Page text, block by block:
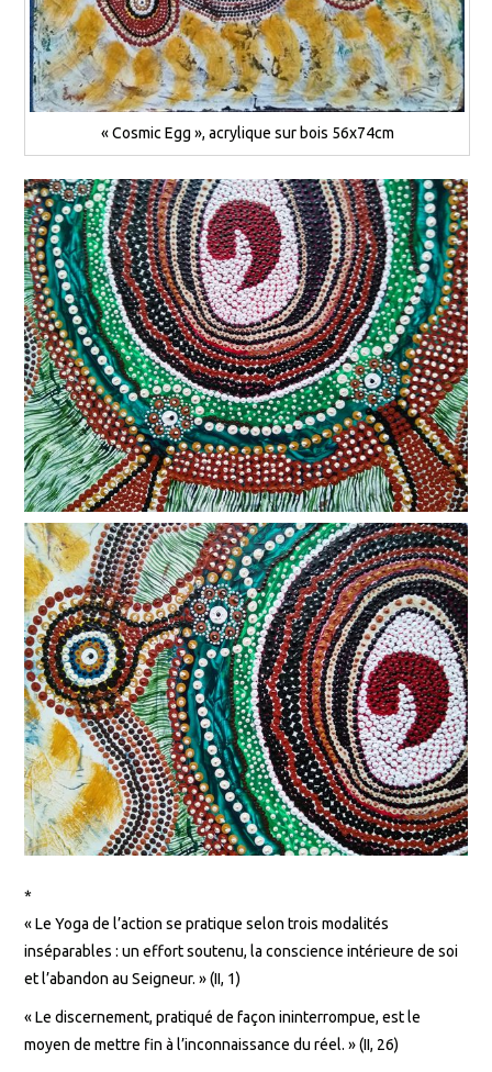
« Cosmic Egg », acrylique sur bois 56x74cm
*
« Le Yoga de l’action se pratique selon trois modalités
inséparables : un effort soutenu, la conscience intérieure de soi
et l’abandon au Seigneur. » (II, 1)
« Le discernement, pratiqué de façon ininterrompue, est le
moyen de mettre fin à l’inconnaissance du réel. » (II, 26)